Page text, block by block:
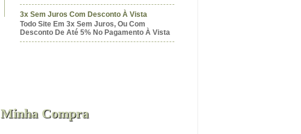
3x Sem Juros Com Desconto À Vista
Todo Site Em 3x Sem Juros, Ou Com
Desconto De Até 5% No Pagamento À Vista
Minha Compra